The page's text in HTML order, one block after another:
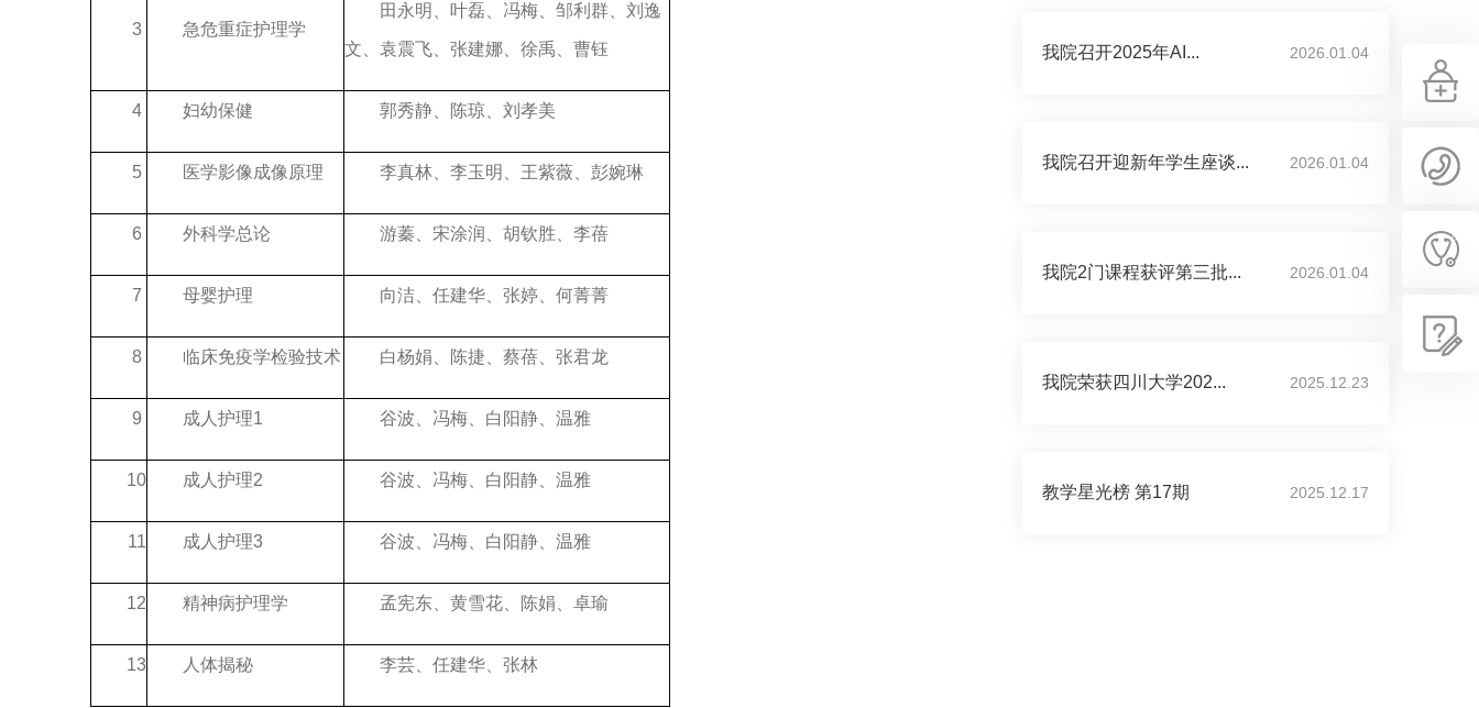
3 急危重症护理学
田永明、叶磊、冯梅、邹利群、刘逸
文、袁震飞、张建娜、徐禹、曹钰
4 妇幼保健 郭秀静、陈琼、刘孝美
5 医学影像成像原理 李真林、李玉明、王紫薇、彭婉琳
6 外科学总论 游蓁、宋涂润、胡钦胜、李蓓
7 母婴护理 向洁、任建华、张婷、何菁菁
8 临床免疫学检验技术 白杨娟、陈捷、蔡蓓、张君龙
9 成人护理1 谷波、冯梅、白阳静、温雅
10 成人护理2 谷波、冯梅、白阳静、温雅
11 成人护理3 谷波、冯梅、白阳静、温雅
12 精神病护理学 孟宪东、黄雪花、陈娟、卓瑜
13 人体揭秘 李芸、任建华、张林
我院召开2025年AI... 2026.01.04
我院召开迎新年学生座谈... 2026.01.04
我院2门课程获评第三批... 2026.01.04
我院荣获四川大学202... 2025.12.23
教学星光榜 第17期 2025.12.17